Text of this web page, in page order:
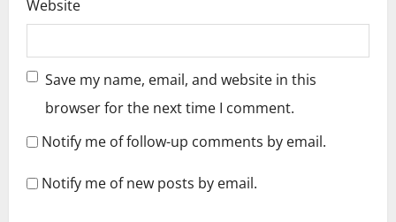
Website
Save my name, email, and website in this
browser for the next time I comment.
Notify me of follow-up comments by email.
Notify me of new posts by email.